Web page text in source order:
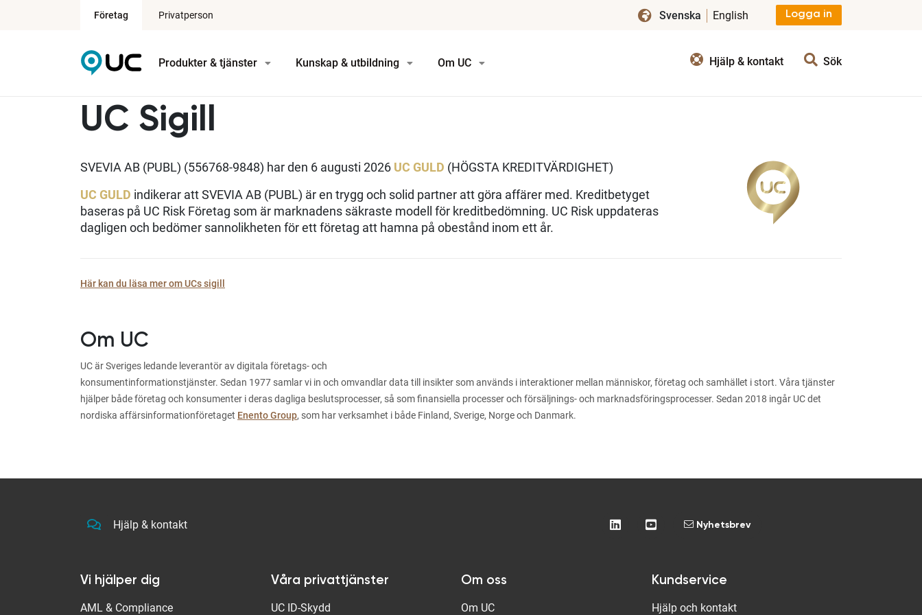
Företag Privatperson Logga in
Svenska English
Produkter & tjänster Kunskap & utbildning Om UC Hjälp & kontakt Sök
UC Sigill
SVEVIA AB (PUBL) (556768-9848) har den 6 augusti 2026 UC GULD (HÖGSTA KREDITVÄRDIGHET)
UC GULD indikerar att SVEVIA AB (PUBL) är en trygg och solid partner att göra affärer med. Kreditbetyget
baseras på UC Risk Företag som är marknadens säkraste modell för kreditbedömning. UC Risk uppdateras
dagligen och bedömer sannolikheten för ett företag att hamna på obestånd inom ett år.
Här kan du läsa mer om UCs sigill
Om UC
UC är Sveriges ledande leverantör av digitala företags- och
konsumentinformationstjänster. Sedan 1977 samlar vi in och omvandlar data till insikter som används i interaktioner mellan människor, företag och samhället i stort. Våra tjänster
hjälper både företag och konsumenter i deras dagliga beslutsprocesser, så som finansiella processer och försäljnings- och marknadsföringsprocesser. Sedan 2018 ingår UC det
nordiska affärsinformationföretaget Enento Group, som har verksamhet i både Finland, Sverige, Norge och Danmark.
Hjälp & kontakt Nyhetsbrev
Vi hjälper dig
AML & Compliance
Våra privattjänster
UC ID-Skydd
Om oss
Om UC
Kundservice
Hjälp och kontakt